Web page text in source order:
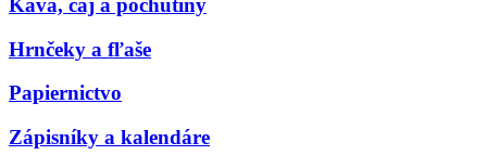
Káva, čaj a pochutiny
Hrnčeky a fľaše
Papiernictvo
Zápisníky a kalendáre